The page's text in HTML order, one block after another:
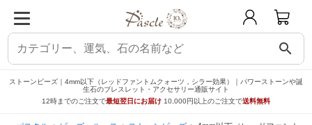
search
ストーンビーズ｜4mm以下（レッドファントムクォーツ，シラー効果）｜パワーストーンや誕
生石のブレスレット・アクセサリー通販サイト
12時までのご注文で最短翌日にお届け 10,000円以上のご注文で送料無料